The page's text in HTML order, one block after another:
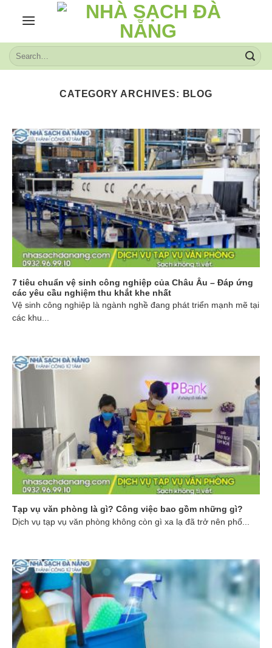
CATEGORY ARCHIVES: BLOG
7 tiêu chuẩn vệ sinh công nghiệp của Châu Âu – Đáp ứng
các yêu cầu nghiệm thu khắt khe nhất
Vệ sinh công nghiệp là ngành nghề đang phát triển mạnh mẽ tại
các khu...
Tạp vụ văn phòng là gì? Công việc bao gồm những gì?
Dịch vụ tạp vụ văn phòng không còn gì xa lạ đã trở nên phổ...